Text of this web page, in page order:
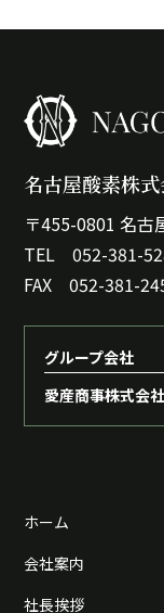
名古屋酸素株
〒455-0801 名古
TEL 052-381-
FAX 052-381-
グループ会社
愛産商事株式会社
ホーム
会社案内
社長挨拶